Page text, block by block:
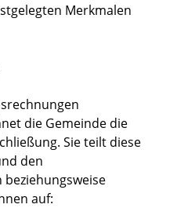
Merkmalen
die Gemeinde die
Sie teilt diese
den
auf: